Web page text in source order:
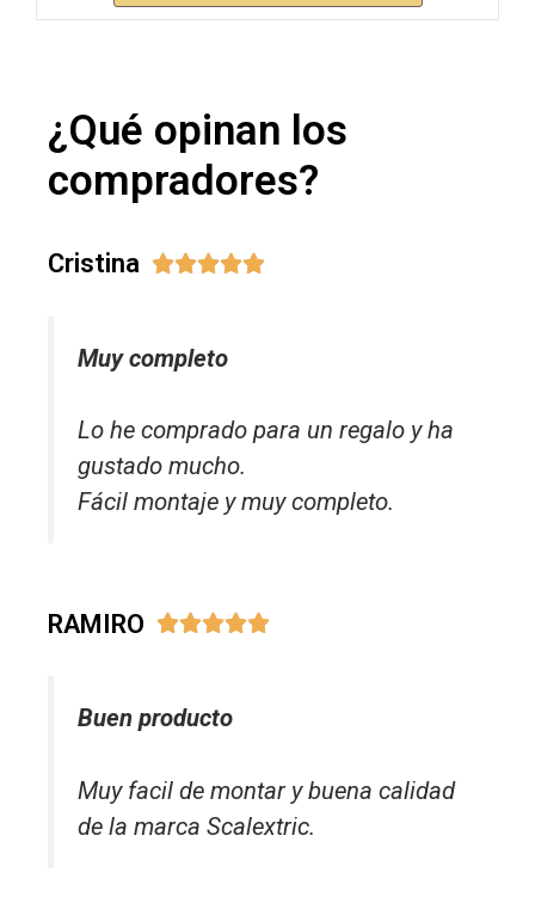
¿Qué opinan los
compradores?
Cristina 
Muy completo
Lo he comprado para un regalo y ha
gustado mucho.
Fácil montaje y muy completo.
RAMIRO 
Buen producto
Muy facil de montar y buena calidad
de la marca Scalextric.